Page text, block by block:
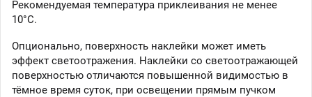
Рекомендуемая температура приклеивания не менее
10°C.
Опционально, поверхность наклейки может иметь
эффект светоотражения. Наклейки со светоотражающей
поверхностью отличаются повышенной видимостью в
тёмное время суток, при освещении прямым пучком